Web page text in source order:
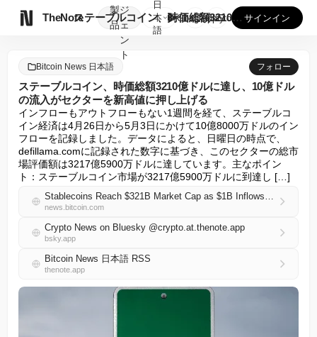
TheNote
製
品
ジ
ェ
ン
ト
ステーブルコイン、時価総額3210億ドルに達し、10億ドルの...
日
本
語
GooglePlay
AppStore サインイン
Bitcoin News 日本語 フォロー
ステーブルコイン、時価総額3210億ドルに達し、10億ドル
の流入がセクターを新高値に押し上げる
インフローもアウトフローもない1週間を経て、ステーブルコ
イン経済は4月26日から5月3日にかけて10億8000万ドルのイン
フローを記録しました。データによると、日曜日の時点で、
defillama.comに記録された数字に基づき、このセクターの総市
場評価額は3217億5900万ドルに達しています。主なポイン
ト：ステーブルコイン市場が3217億5900万ドルに到達し […]
Stablecoins Reach $321B Market Cap as $1B Inflows Lift Sector to New High
news.bitcoin.com
Crypto News on Bluesky @crypto.at.thenote.app
bsky.app
Bitcoin News 日本語 RSS
thenote.app